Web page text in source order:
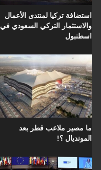
استضافة تركيا لمنتدى الأعمال
والاستثمار التركي السعودي في
اسطنبول
ما مصير ملاعب قطر بعد
المونديال ؟!